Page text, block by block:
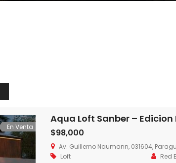
En Venta
Aqua Loft Sanber –
$98,000
Av. Guillerno Naumann, 031604,
Loft
Red